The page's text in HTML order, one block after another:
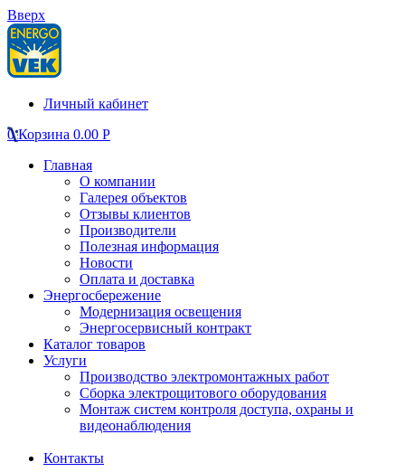
Вверх
Личный кабинет
0 Корзина 0.00 Р
Главная
О компании
Галерея объектов
Отзывы клиентов
Производители
Полезная информация
Новости
Оплата и доставка
Энергосбережение
Модернизация освещения
Энергосервисный контракт
Каталог товаров
Услуги
Производство электромонтажных работ
Сборка электрощитового оборудования
Монтаж систем контроля доступа, охраны и
видеонаблюдения
Контакты